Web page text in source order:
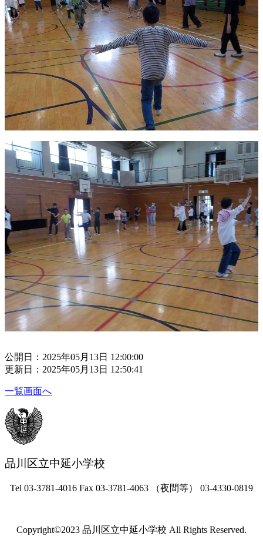
公開日：2025年05月13日 12:00:00
更新日：2025年05月13日 12:50:41
一覧画面へ
品川区立中延小学校
Tel 03-3781-4016 Fax 03-3781-4063 （夜間等） 03-4330-0819
Copyright©2023 品川区立中延小学校 All Rights Reserved.